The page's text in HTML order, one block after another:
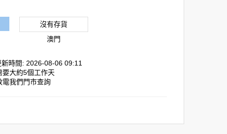
沒有存貨
澳門
時間: 2026-08-06 09:11
要大約5個工作天
電我們門市查詢